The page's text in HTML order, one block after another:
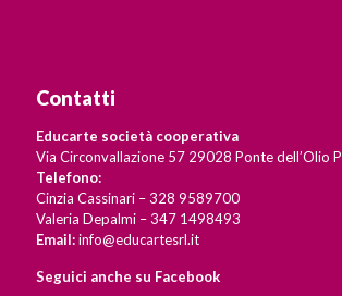
Contatti
Educarte società cooperativa
Via Circonvallazione 57 29028 Ponte dell’Olio
Telefono:
Cinzia Cassinari – 328 9589700
Valeria Depalmi – 347 1498493
Email:info@educartesrl.it
Seguici anche su Facebook